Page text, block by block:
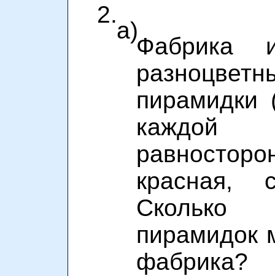
2.
а)
Фабрика
пирамидки
каждой
красная,
пирамидок
фабрика?